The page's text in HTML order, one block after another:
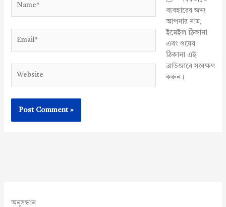
ব্যবহারের জন্য
আপনার নাম,
ইমেইল ঠিকানা
এবং ওয়েব
ঠিকানা এই
ব্রাউজারে সংরক্ষণ
করুন।
অনুসন্ধান